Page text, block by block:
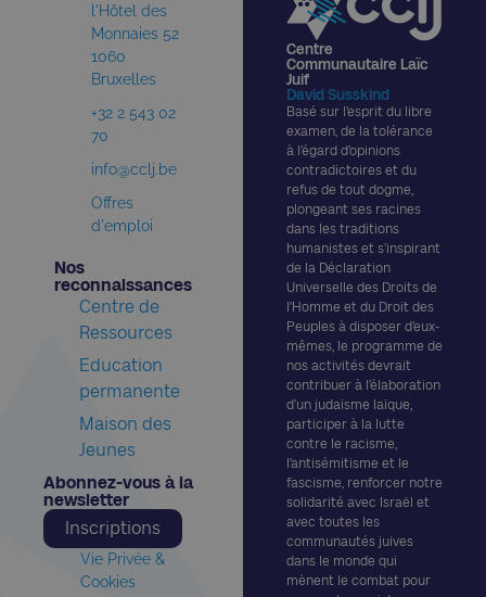
Centre
Communautaire Laïc
Juif
David Susskind
Basé sur l’esprit du libre
examen, de la tolérance
à l’égard d’opinions
contradictoires et du
refus de tout dogme,
plongeant ses racines
dans les traditions
humanistes et s’inspirant
de la Déclaration
Universelle des Droits de
l’Homme et du Droit des
Peuples à disposer d’eux-
mêmes, le programme de
nos activités devrait
contribuer à l’élaboration
d’un judaïsme laïque,
participer à la lutte
contre le racisme,
l’antisémitisme et le
fascisme, renforcer notre
solidarité avec Israël et
avec toutes les
communautés juives
dans le monde qui
mènent le combat pour
l'Hôtel des
Monnaies 52
1060
Bruxelles
+32 2 543 02
70
info@cclj.be
Offres
d'emploi
Nos
reconnaissances​
Centre de
Ressources
Education
permanente
Maison des
Jeunes
Abonnez-vous à la
newsletter​
Inscriptions
Vie Privée &
Cookies